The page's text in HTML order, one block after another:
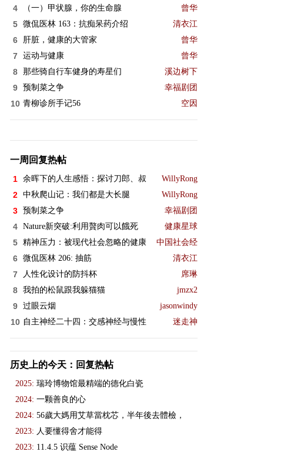
4 （一）甲状腺，你的生命腺 曾华
5 微侃医林 163：抗痴呆药介绍 清衣江
6 肝脏，健康的大管家 曾华
7 运动与健康 曾华
8 那些骑自行车健身的寿星们 溪边树下
9 预制菜之争 幸福剧团
10 青柳诊所手记56 空因
一周回复热帖
1 余晖下的人生感悟：探讨刀郎、叔 WillyRong
2 中秋爬山记：我们都是大长腿 WillyRong
3 预制菜之争 幸福剧团
4 Nature新突破:利用贅肉可以餓死 健康星球
5 精神压力：被现代社会忽略的健康 中国社会经
6 微侃医林 206: 抽筋 清衣江
7 人性化设计的防抖杯 席琳
8 我拍的松鼠跟我躲猫猫 jmzx2
9 过眼云烟 jasonwindy
10 自主神经二十四：交感神经与慢性 迷走神
历史上的今天：回复热帖
2025: 瑞玲博物馆最精端的德化白瓷
2024: 一颗善良的心
2024: 56歲大媽用艾草當枕芯，半年後去體檢，
2023: 人要懂得舍才能得
2023: 11.4.5 识蕴 Sense Node